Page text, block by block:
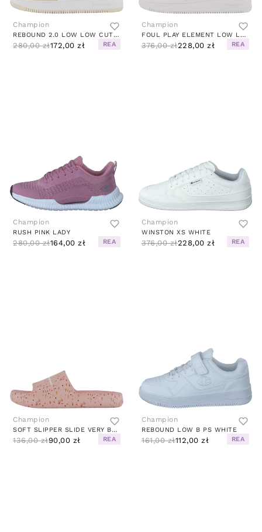
Champion
REBOUND 2.0 LOW LOW CUT SHOE BRIGHT WHITE
280,00 zł172,00 zł REA
Champion
FOUL PLAY ELEMENT LOW LOW CUT STAR WHITE
376,00 zł228,00 zł REA
Champion
RUSH PINK LADY
280,00 zł164,00 zł REA
Champion
WINSTON XS WHITE
376,00 zł228,00 zł REA
Champion
SOFT SLIPPER SLIDE VERY BERRY
136,00 zł90,00 zł REA
Champion
REBOUND LOW B PS WHITE
161,00 zł112,00 zł REA